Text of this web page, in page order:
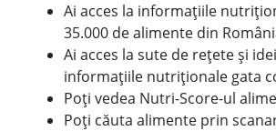
Ai acces la informațiile
35.000 de alimente din
Ai acces la sute de rețete și
informațiile nutriționale gata
Poți vedea Nutri-Score-ul
Poți căuta alimente prin